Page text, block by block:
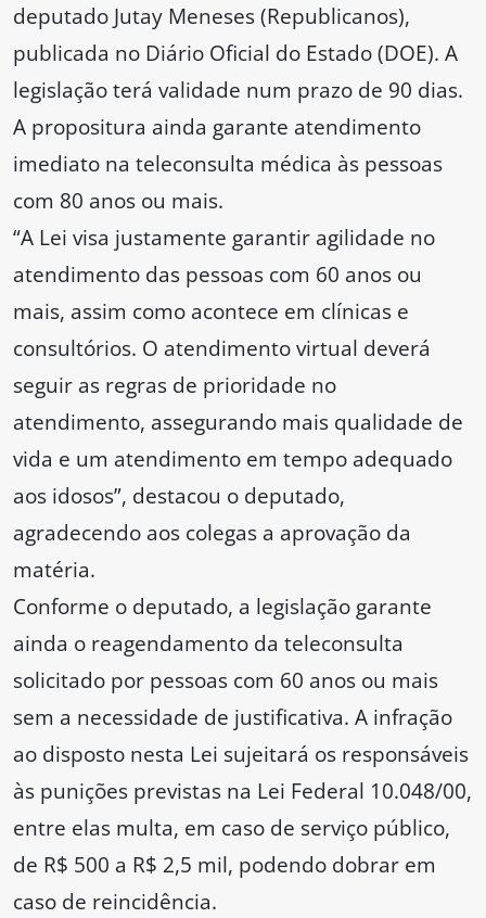
deputado Jutay Meneses (Republicanos),
publicada no Diário Oficial do Estado (DOE). A
legislação terá validade num prazo de 90 dias.
A propositura ainda garante atendimento
imediato na teleconsulta médica às pessoas
com 80 anos ou mais.
“A Lei visa justamente garantir agilidade no
atendimento das pessoas com 60 anos ou
mais, assim como acontece em clínicas e
consultórios. O atendimento virtual deverá
seguir as regras de prioridade no
atendimento, assegurando mais qualidade de
vida e um atendimento em tempo adequado
aos idosos”, destacou o deputado,
agradecendo aos colegas a aprovação da
matéria.
Conforme o deputado, a legislação garante
ainda o reagendamento da teleconsulta
solicitado por pessoas com 60 anos ou mais
sem a necessidade de justificativa. A infração
ao disposto nesta Lei sujeitará os responsáveis
às punições previstas na Lei Federal 10.048/00,
entre elas multa, em caso de serviço público,
de R$ 500 a R$ 2,5 mil, podendo dobrar em
caso de reincidência.